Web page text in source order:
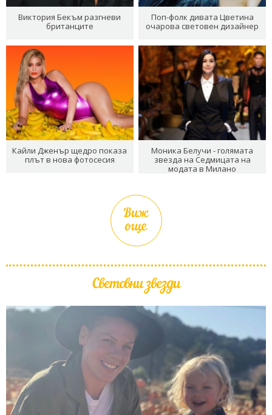
Виктория Бекъм разгневи
британците
Поп-фолк дивата Цветина
очарова световен дизайнер
Кайли Дженър щедро показа
плът в нова фотосесия
Моника Белучи - голямата
звезда на Седмицата на
модата в Милано
Виж
още
Световни звезди